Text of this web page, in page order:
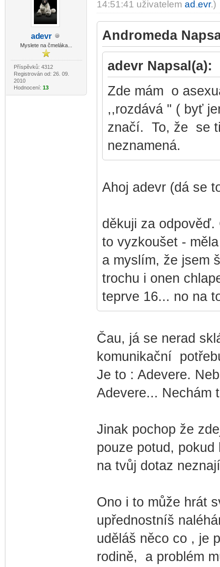
adevr
Myslete na čmeláka...
Příspěvků: 4312
Registrován od: 26. 09.
2010
Hodnocení: 13
14:51:41 uživatelem ad evr.)
Andromeda
adevr Napsal(a):
Zde mám o
,,rozdává " ( byť
značí. To, že se
neznamená.
Ahoj adevr (dá se
děkuji za
to vyzkoušet -
a myslím, že jsem
trochu i onen
teprve 16... no na
Čau, já se nerad
komunikační
Je to : Adevere.
Adevere... Nechám
Jinak pochop že
pouze potud,
na tvůj dotaz
Ono i to může hrát
upřednostníš
uděláš něco co , je
rodině, a problém